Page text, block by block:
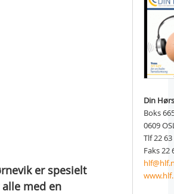
er spesielt
med en
Din
Boks
0609
Tlf 22
Faks 22